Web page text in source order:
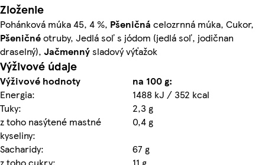
Zloženie
Pohánková múka 45, 4 %, Pšeničná celozrnná múka, Cukor,
Pšeničnéotruby, Jedlá soľ s jódom (jedlá soľ, jodičnan
draselný), Jačmennýsladový výťažok
Výživové údaje
Výživové hodnoty
na 100 g:
Energia:
1488 kJ / 352 kcal
Tuky:
2,3 g
z toho nasýtené mastné
kyseliny:
0,4 g
Sacharidy:
67 g
z toho cukry:
11 g